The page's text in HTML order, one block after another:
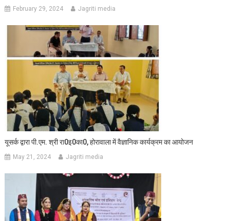
February 29, 2024 Jagriti media
यूसर्क द्वारा पी.एम. श्री रा0इ0का0, होरावाला में वैज्ञानिक कार्यक्रम का आयोजन
May 21, 2024 Jagriti media